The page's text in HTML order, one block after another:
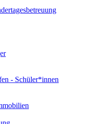
- Schüler*innen